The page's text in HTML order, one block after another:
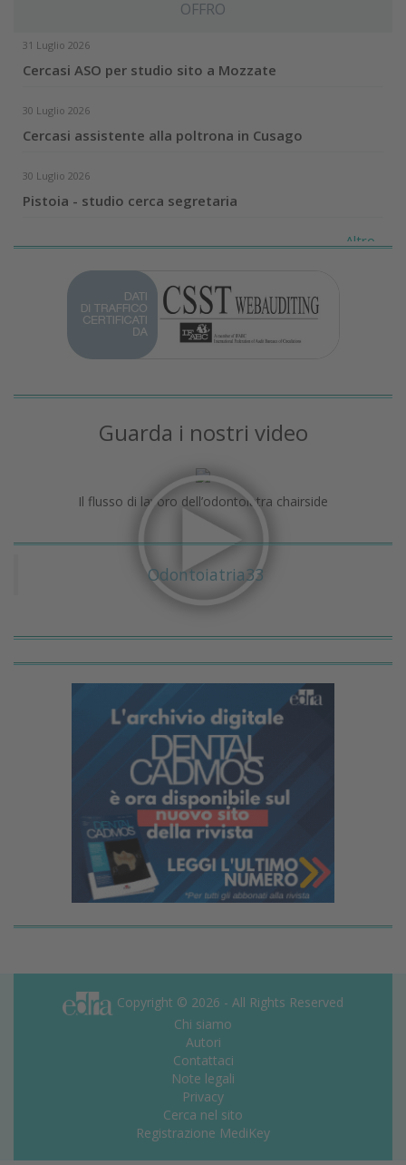
OFFRO
31 Luglio 2026
Cercasi ASO per studio sito a Mozzate
30 Luglio 2026
Cercasi assistente alla poltrona in Cusago
30 Luglio 2026
Pistoia - studio cerca segretaria
Altro...
Guarda i nostri video
Il flusso di lavoro dell’odontoiatra chairside
Odontoiatria33
Copyright © 2026 - All Rights Reserved
Chi siamo
Autori
Contattaci
Note legali
Privacy
Cerca nel sito
Registrazione MediKey